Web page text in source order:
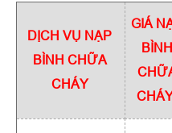
DỊCH VỤ NẠP
BÌNH CHỮA
CHÁY
GIÁ
BÌNH